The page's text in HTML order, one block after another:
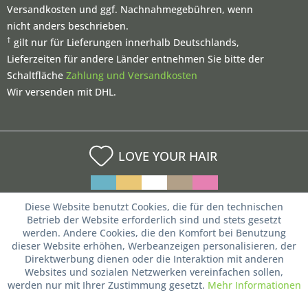
Versandkosten und ggf. Nachnahmegebühren, wenn
nicht anders beschrieben.
† gilt nur für Lieferungen innerhalb Deutschlands,
Lieferzeiten für andere Länder entnehmen Sie bitte der
Schaltfläche Zahlung und Versandkosten
Wir versenden mit DHL.
LOVE YOUR HAIR
Diese Website benutzt Cookies, die für den technischen
Betrieb der Website erforderlich sind und stets gesetzt
werden. Andere Cookies, die den Komfort bei Benutzung
dieser Website erhöhen, Werbeanzeigen personalisieren, der
Direktwerbung dienen oder die Interaktion mit anderen
Websites und sozialen Netzwerken vereinfachen sollen,
werden nur mit Ihrer Zustimmung gesetzt. Mehr Informationen